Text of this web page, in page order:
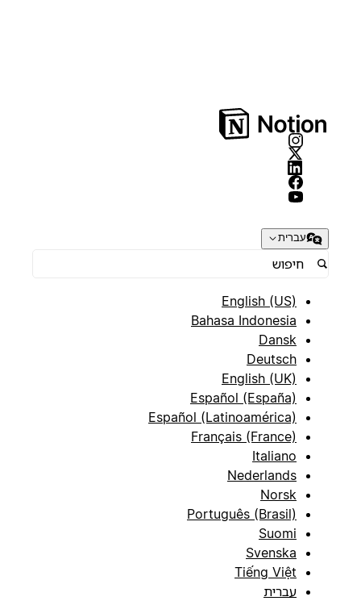
עברית
English (US)
Bahasa Indonesia
Dansk
Deutsch
English (UK)
Español (España)
Español (Latinoamérica)
Français (France)
Italiano
Nederlands
Norsk
Português (Brasil)
Suomi
Svenska
Tiếng Việt
עברית